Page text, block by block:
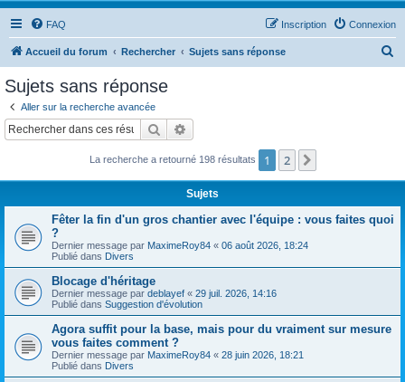
FAQ Connexion
Inscription
Accueil du forum Rechercher Sujets sans réponse
c
Sujets sans réponse
Aller sur la recherche avancée
Rechercher
La recherche a retourné 198 résultats 1 2
Sujets
Fêter la fin d'un gros chantier avec l'équipe : vous faites quoi
?
Dernier message par MaximeRoy84 « 06 août 2026, 18:24
Publié dans Divers
Blocage d'héritage
Dernier message par deblayef « 29 juil. 2026, 14:16
Publié dans Suggestion d'évolution
Agora suffit pour la base, mais pour du vraiment sur mesure
vous faites comment ?
Dernier message par MaximeRoy84 « 28 juin 2026, 18:21
Publié dans Divers